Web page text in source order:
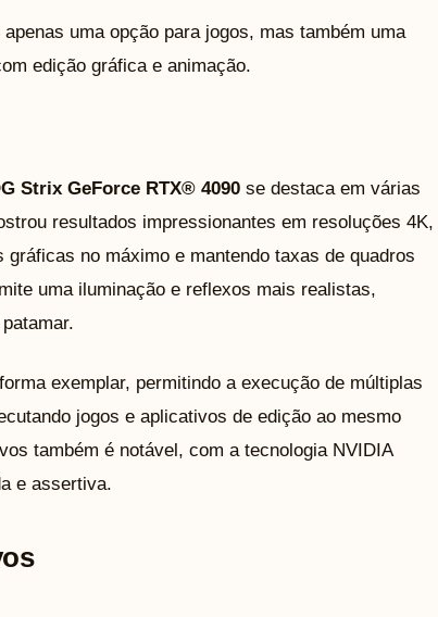
uma opção para jogos, mas também uma
edição gráfica e animação.
Strix GeForce RTX® 4090 se destaca em várias
resultados impressionantes em resoluções 4K,
no máximo e mantendo taxas de quadros
uma iluminação e reflexos mais realistas,
exemplar, permitindo a execução de múltiplas
jogos e aplicativos de edição ao mesmo
também é notável, com a tecnologia NVIDIA
e assertiva.